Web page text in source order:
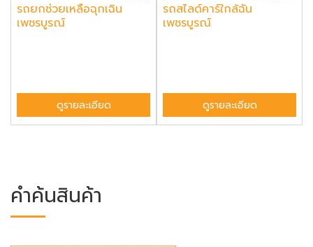
รถยกช่วยเหลือฉุกเฉิน
เพชรบูรณ์
ดูรายละเอียด
รถสไลด์คาร์ใกล้ฉัน
เพชรบูรณ์
ดูรายละเอียด
คำค้นสินค้า